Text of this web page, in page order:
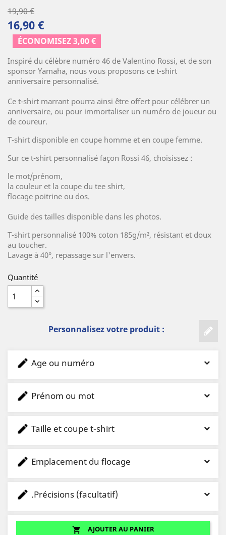
19,90 €
16,90 €
ÉCONOMISEZ 3,00 €
Inspiré du célèbre numéro 46 de Valentino Rossi, et de son
sponsor Yamaha, nous vous proposons ce t-shirt
anniversaire personnalisé.
Ce t-shirt marrant pourra ainsi être offert pour célébrer un
anniversaire, ou pour immortaliser un numéro de joueur ou
de coureur.
T-shirt disponible en coupe homme et en coupe femme.
Sur ce t-shirt personnalisé façon Rossi 46, choisissez :
le mot/prénom,
la couleur et la coupe du tee shirt,
flocage poitrine ou dos.
Guide des tailles disponible dans les photos.
T-shirt personnalisé 100% coton 185g/m², résistant et doux
au toucher.
Lavage à 40°, repassage sur l'envers.
Quantité
Personnalisez votre produit :
Age ou numéro
Prénom ou mot
Taille et coupe t-shirt
Emplacement du flocage
.Précisions (facultatif)
shopping_cart AJOUTER AU PANIER